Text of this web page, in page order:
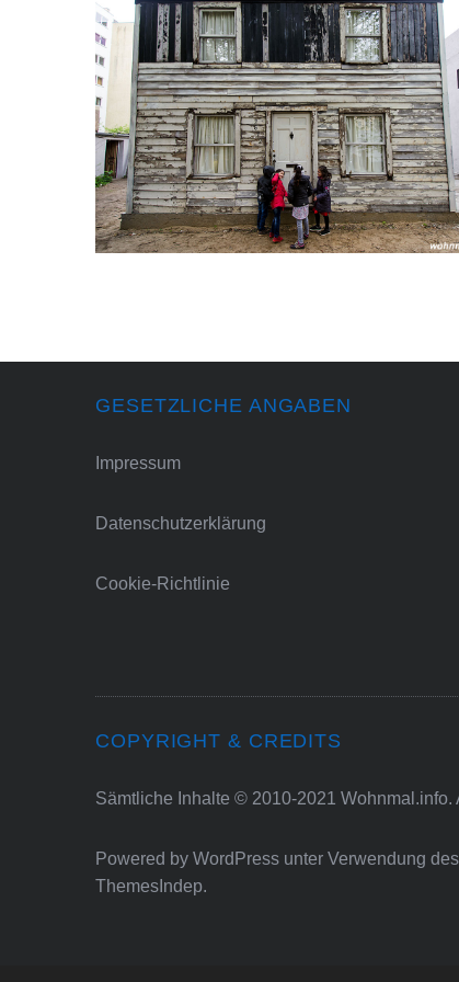
GESETZLICHE ANGABEN
Impressum
Datenschutzerklärung
Cookie-Richtlinie
COPYRIGHT & CREDITS
Sämtliche Inhalte © 2010-2021 Wohnmal.info.
Powered by WordPress unter Verwendung
ThemesIndep.